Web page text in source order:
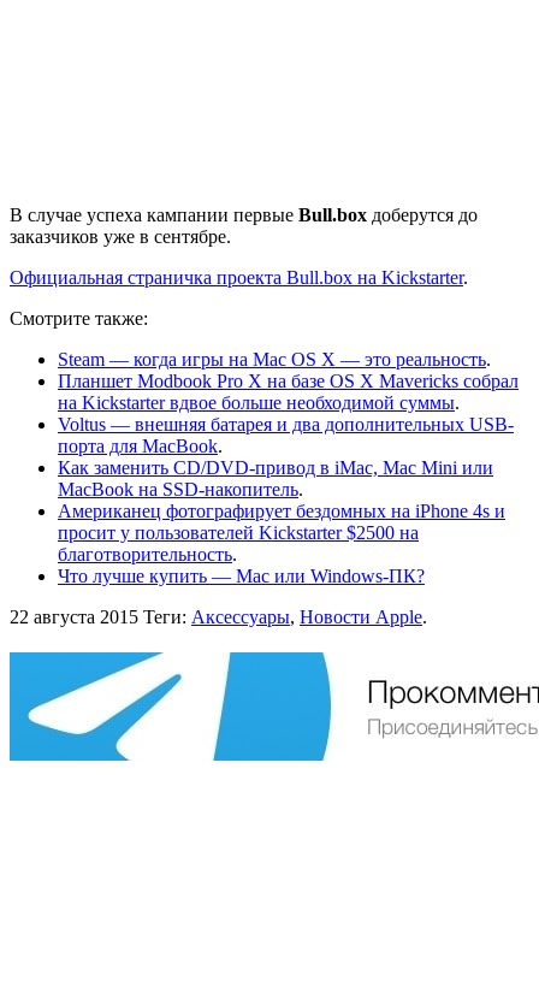
В случае успеха кампании первые Bull.box доберутся до
заказчиков уже в сентябре.
Официальная страничка проекта Bull.box на Kickstarter.
Смотрите также:
Steam — когда игры на Mac OS X — это реальность.
Планшет Modbook Pro X на базе OS X Mavericks собрал
на Kickstarter вдвое больше необходимой суммы.
Voltus — внешняя батарея и два дополнительных USB-
порта для MacBook.
Как заменить CD/DVD-привод в iMac, Mac Mini или
MacBook на SSD-накопитель.
Американец фотографирует бездомных на iPhone 4s и
просит у пользователей Kickstarter $2500 на
благотворительность.
Что лучше купить — Mac или Windows-ПК?
22 августа 2015 Теги: Аксессуары, Новости Apple.